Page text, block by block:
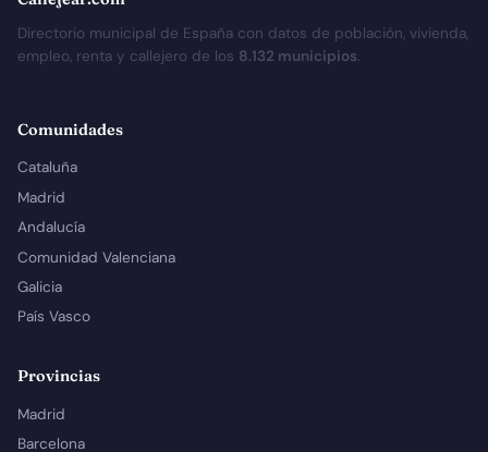
Directorio municipal de España con datos de población, vivienda,
empleo, renta y callejero de los 8.132 municipios.
Comunidades
Cataluña
Madrid
Andalucía
Comunidad Valenciana
Galicia
País Vasco
Provincias
Madrid
Barcelona